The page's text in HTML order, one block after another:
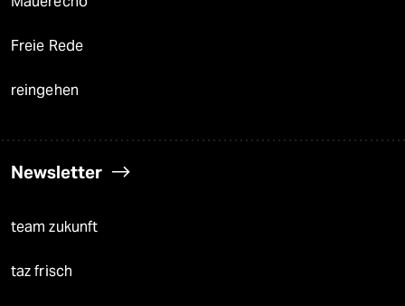
Freie Rede
reingehen
Newsletter
team zukunft
taz frisch